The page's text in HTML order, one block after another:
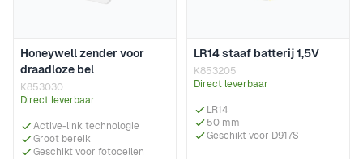
Honeywell zender voor
draadloze bel
K853030
Direct leverbaar
Active-link technologie
Groot bereik
Geschikt voor fotocellen
LR14 staaf batterij 1,5V
K853205
Direct leverbaar
LR14
50 mm
Geschikt voor D917S